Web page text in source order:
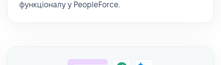
функціоналу у PeopleForce.